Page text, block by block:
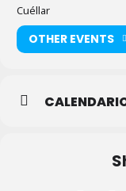
Cuéllar
OTHER EVENTS